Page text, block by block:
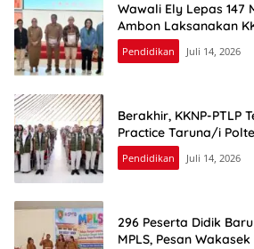
Wawali Ely Lepas 147
Ambon Laksanakan
Pendidikan Juli 14, 2026
Berakhir, KKNP-PTLP
Practice Taruna/i
Pendidikan Juli 14, 2026
296 Peserta Didik
MPLS, Pesan